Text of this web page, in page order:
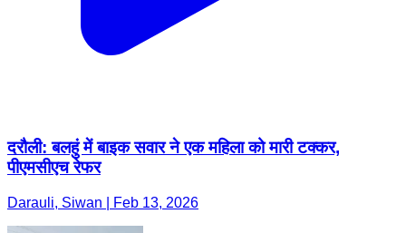
दरौली: बलहुं में बाइक सवार ने एक महिला को मारी टक्कर,
पीएमसीएच रेफर
Darauli, Siwan | Feb 13, 2026